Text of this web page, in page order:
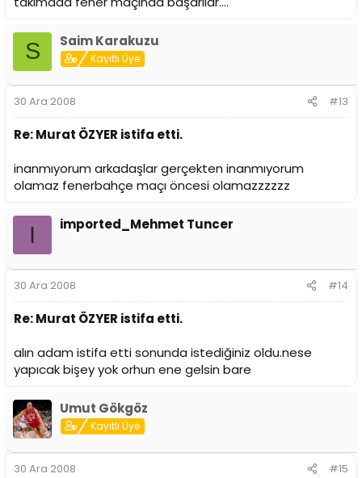
S Saim Karakuzu
Kayıtlı Üye
30 Ara 2008 #13
Re: Murat ÖZYER istifa etti.
inanmıyorum arkadaşlar gerçekten inanmıyorum
olamaz fenerbahçe maçı öncesi olamazzzzzz
I imported_Mehmet Tuncer
30 Ara 2008 #14
Re: Murat ÖZYER istifa etti.
alın adam istifa etti sonunda istediğiniz oldu.nese
yapıcak bişey yok orhun ene gelsin bare
Umut Gökgöz
Kayıtlı Üye
30 Ara 2008 #15